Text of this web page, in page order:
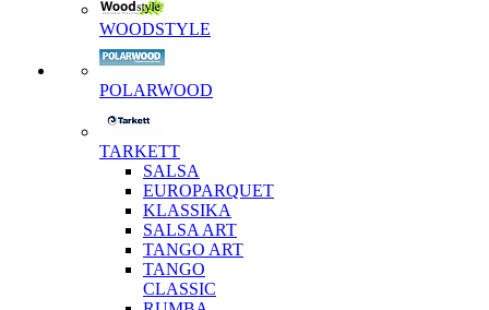
WOODSTYLE
POLARWOOD
TARKETT
SALSA
EUROPARQUET
KLASSIKA
SALSA ART
TANGO ART
TANGO
CLASSIC